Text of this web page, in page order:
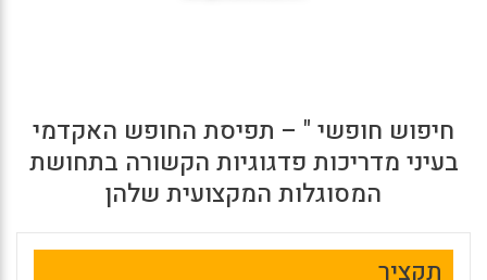
חיפוש חופשי " – תפיסת החופש האקדמי
בעיני מדריכות פדגוגיות הקשורה בתחושת
המסוגלות המקצועית שלהן
תקציר